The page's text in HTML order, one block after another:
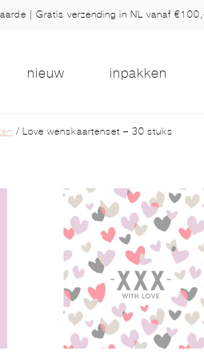
| Gratis verzending in NL vanaf
nieuw inpakken
/ Love wenskaartenset – 30 stuks